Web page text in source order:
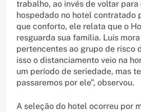
trabalho, ao invés de voltar para
hospedado no hotel contratado
que conforto, ele relata que o
resguarda sua família. Luís
pertencentes ao grupo de risco
isso o distanciamento veio na
um período de seriedade, mas
passaremos por ele”, observou.
A seleção do hotel ocorreu por